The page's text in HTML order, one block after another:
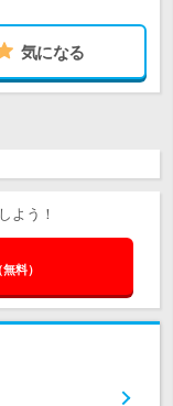
気になる
よう！
料）